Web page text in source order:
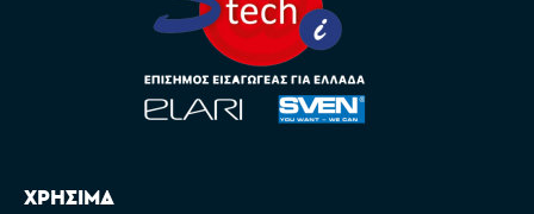
ΧΡΗΣΙΜΑ